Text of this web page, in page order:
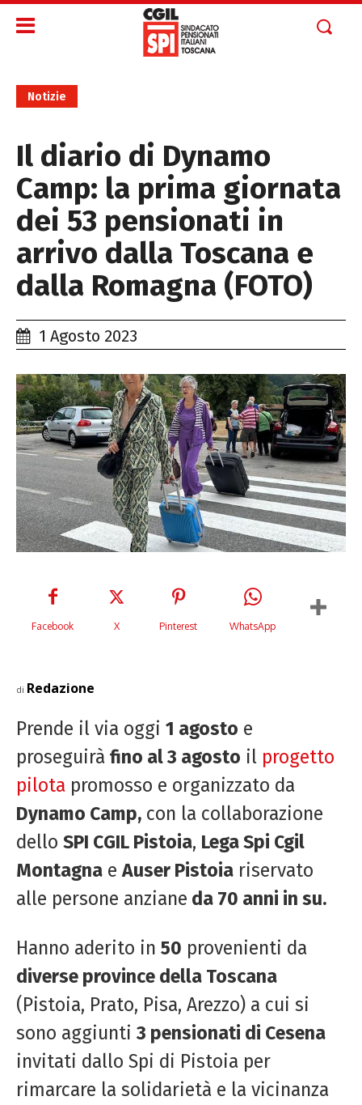
Notizie
Il diario di Dynamo
Camp: la prima giornata
dei 53 pensionati in
arrivo dalla Toscana e
dalla Romagna (FOTO)
1 Agosto 2023
Facebook X Pinterest WhatsApp
di Redazione
Prende il via oggi 1 agosto e
proseguirà fino al 3 agosto il progetto
pilota promosso e organizzato da
Dynamo Camp, con la collaborazione
dello SPI CGIL Pistoia, Lega Spi Cgil
Montagna e Auser Pistoia riservato
alle persone anziane da 70 anni in su.
Hanno aderito in 50 provenienti da
diverse province della Toscana
(Pistoia, Prato, Pisa, Arezzo) a cui si
sono aggiunti 3 pensionati di Cesena
invitati dallo Spi di Pistoia per
rimarcare la solidarietà e la vicinanza